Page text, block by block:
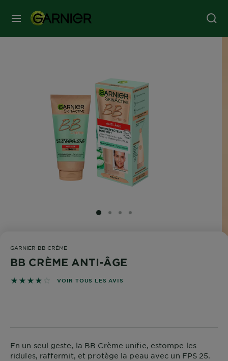
MENU
CHEVEUX
COLORATION
SOLAIRE
NOS
l'ingrédient
Garnier x
SLIDE 1
SLIDE 2
SLIDE 3
SLIDE 4
GARNIER BB CRÈME
BB CRÈME ANTI-ÂGE
3.8333 sur 5 étoiles basé sur les avis
VOIR TOUS LES AVIS
En un seul geste, la BB Crème unifie, estompe les
ridules, raffermit, et protège la peau avec un FPS 25.